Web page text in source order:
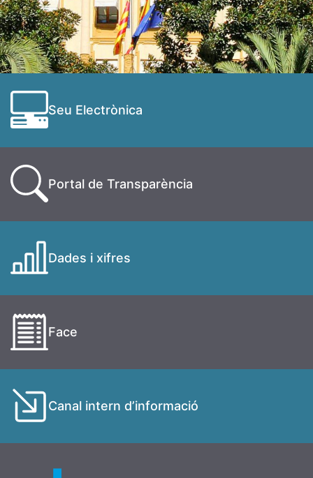
Seu Electrònica
Portal de Transparència
Dades i xifres
Face
Canal intern d’informació